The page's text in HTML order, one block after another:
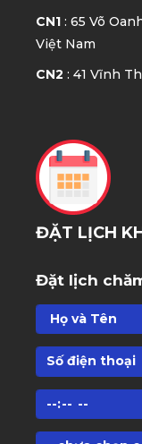
CN1 : 65 Võ
Việt Nam
CN2 : 41 Vĩnh
ĐẶT LỊCH
Đặt lịch